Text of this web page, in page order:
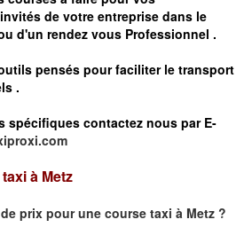
de votre entreprise dans le
d'un rendez vous Professionnel .
pensés pour faciliter letransport
.
spécifiques contactez nous par E-
à Metz
prix pour une course taxi à Metz ?